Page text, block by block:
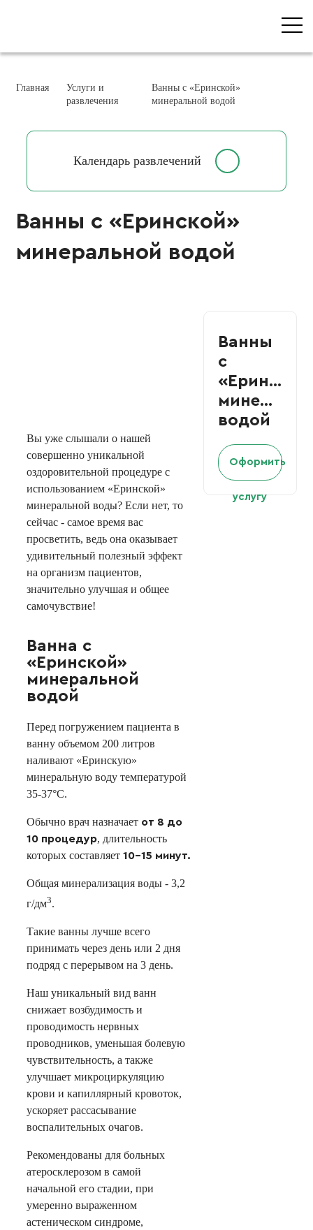
Главная
Услуги и
развлечения
Ванны с «Еринской»
минеральной водой
Календарь развлечений
Ванны с «Еринской»
минеральной водой
Вы уже слышали о нашей
совершенно уникальной
оздоровительной процедуре с
использованием «Еринской»
минеральной воды? Если нет, то
сейчас - самое время вас
просветить, ведь она оказывает
удивительный полезный эффект
на организм пациентов,
значительно улучшая и общее
самочувствие!
Ванна с
«Еринской»
минеральной
водой
Перед погружением пациента в
ванну объемом 200 литров
наливают «Еринскую»
минеральную воду температурой
35-37°С.
Обычно врач назначает от 8 до
10 процедур, длительность
которых составляет 10-15 минут.
Общая минерализация воды - 3,2
г/дм3.
Такие ванны лучше всего
принимать через день или 2 дня
подряд с перерывом на 3 день.
Наш уникальный вид ванн
снижает возбудимость и
проводимость нервных
проводников, уменьшая болевую
чувствительность, а также
улучшает микроциркуляцию
крови и капиллярный кровоток,
ускоряет рассасывание
воспалительных очагов.
Рекомендованы для больных
атеросклерозом в самой
начальной его стадии, при
умеренно выраженном
астеническом синдроме,
Ванны
с
водой
Оформить
услугу